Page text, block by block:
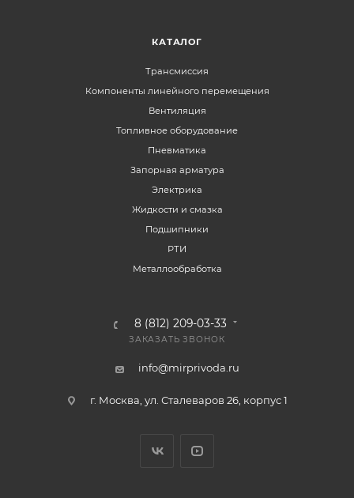
КАТАЛОГ
Трансмиссия
Компоненты линейного перемещения
Вентиляция
Топливное оборудование
Пневматика
Запорная арматура
Электрика
Жидкости и смазка
Подшипники
РТИ
Металлообработка
8 (812) 209-03-33
ЗАКАЗАТЬ ЗВОНОК
info@mirprivoda.ru
г. Москва, ул. Сталеваров 26, корпус 1